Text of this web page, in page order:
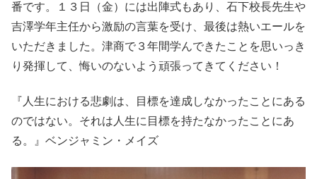
番です。１３日（金）には出陣式もあり、石下校長先生や
吉澤学年主任から激励の言葉を受け、最後は熱いエールを
いただきました。津商で３年間学んできたことを思いっき
り発揮して、悔いのないよう頑張ってきてください！
『人生における悲劇は、目標を達成しなかったことにある
のではない。それは人生に目標を持たなかったことにあ
る。』ベンジャミン・メイズ